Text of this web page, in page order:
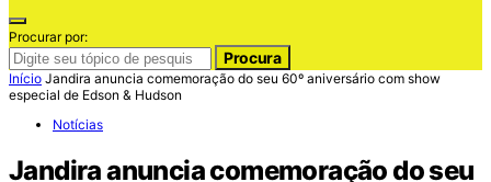
Procurar por:
Procura
Início Jandira anuncia comemoração do seu 60º aniversário com show
especial de Edson & Hudson
Notícias
Jandira anuncia comemoração do seu